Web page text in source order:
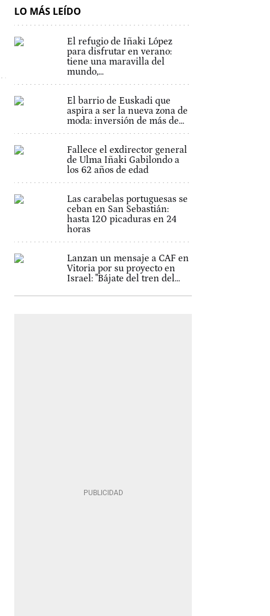
LO MÁS LEÍDO
El refugio de Iñaki López
para disfrutar en verano:
tiene una maravilla del
mundo,...
El barrio de Euskadi que
aspira a ser la nueva zona de
moda: inversión de más de...
Fallece el exdirector general
de Ulma Iñaki Gabilondo a
los 62 años de edad
Las carabelas portuguesas se
ceban en San Sebastián:
hasta 120 picaduras en 24
horas
Lanzan un mensaje a CAF en
Vitoria por su proyecto en
Israel: "Bájate del tren del...